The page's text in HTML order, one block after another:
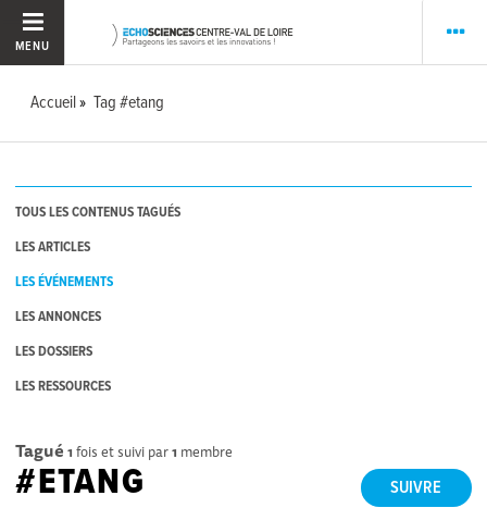
MENU
Accueil Tag #etang
TOUS LES CONTENUS TAGUÉS
LES ARTICLES
LES ÉVÉNEMENTS
LES ANNONCES
LES DOSSIERS
LES RESSOURCES
Tagué 1 fois et suivi par1 membre
SUIVRE
#ETANG